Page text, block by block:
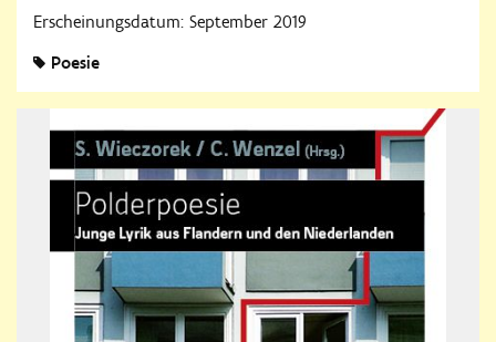
Erscheinungsdatum: September 2019
Poesie